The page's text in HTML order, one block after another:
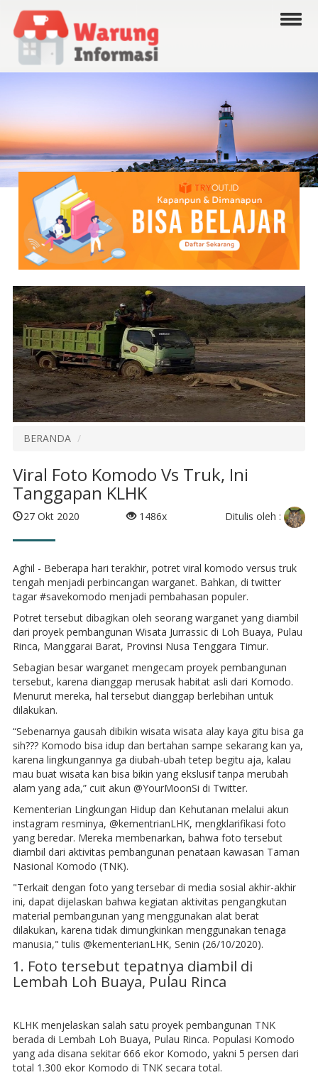
BERANDA
Viral Foto Komodo Vs Truk, Ini
Tanggapan KLHK
27 Okt 2020 1486x Ditulis oleh :
Aghil - Beberapa hari terakhir, potret viral komodo versus truk
tengah menjadi perbincangan warganet. Bahkan, di twitter
tagar #savekomodo menjadi pembahasan populer.
Potret tersebut dibagikan oleh seorang warganet yang diambil
dari proyek pembangunan Wisata Jurrassic di Loh Buaya, Pulau
Rinca, Manggarai Barat, Provinsi Nusa Tenggara Timur.
Sebagian besar warganet mengecam proyek pembangunan
tersebut, karena dianggap merusak habitat asli dari Komodo.
Menurut mereka, hal tersebut dianggap berlebihan untuk
dilakukan.
“Sebenarnya gausah dibikin wisata wisata alay kaya gitu bisa ga
sih??? Komodo bisa idup dan bertahan sampe sekarang kan ya,
karena lingkungannya ga diubah-ubah tetep begitu aja, kalau
mau buat wisata kan bisa bikin yang ekslusif tanpa merubah
alam yang ada,” cuit akun @YourMoonSi di Twitter.
Kementerian Lingkungan Hidup dan Kehutanan melalui akun
instagram resminya, @kementrianLHK, mengklarifikasi foto
yang beredar. Mereka membenarkan, bahwa foto tersebut
diambil dari aktivitas pembangunan penataan kawasan Taman
Nasional Komodo (TNK).
"Terkait dengan foto yang tersebar di media sosial akhir-akhir
ini, dapat dijelaskan bahwa kegiatan aktivitas pengangkutan
material pembangunan yang menggunakan alat berat
dilakukan, karena tidak dimungkinkan menggunakan tenaga
manusia," tulis @kementerianLHK, Senin (26/10/2020).
1. Foto tersebut tepatnya diambil di
Lembah Loh Buaya, Pulau Rinca
KLHK menjelaskan salah satu proyek pembangunan TNK
berada di Lembah Loh Buaya, Pulau Rinca. Populasi Komodo
yang ada disana sekitar 666 ekor Komodo, yakni 5 persen dari
total 1.300 ekor Komodo di TNK secara total.